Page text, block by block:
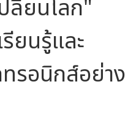
ลี่ยนโลก"
ยนรู้และ
รอนิกส์อย่าง